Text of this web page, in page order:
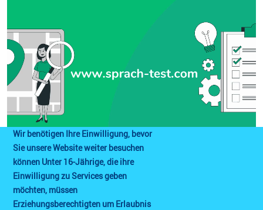
Wir benötigen Ihre Einwilligung, bevor
Sie unsere Website weiter besuchen
können Unter 16-Jährige, die ihre
Einwilligung zu Services geben
möchten, müssen
Erziehungsberechtigten um Erlaubnis
Prüfungsorte / Städte